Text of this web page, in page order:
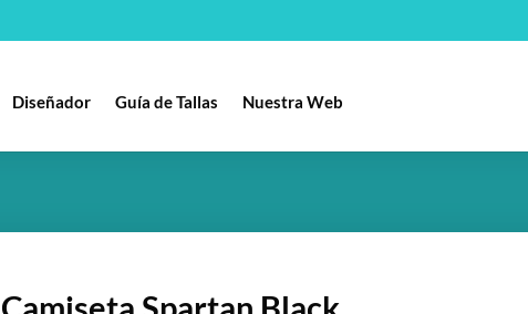
Diseñador Guía de Tallas Nuestra Web